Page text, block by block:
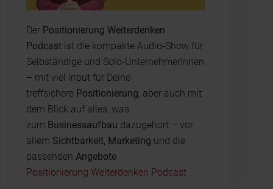
Der Positionierung Weiterdenken
Podcastist die kompakte Audio-Show für
Selbständige und Solo-UnternehmerInnen
– mit viel Input für Deine
treffsichere Positionierung, aber auch mit
dem Blick auf alles, was
zum Businessaufbau dazugehört – vor
allem Sichtbarkeit, Marketing und die
passenden Angebote
Positionierung Weiterdenken Podcast